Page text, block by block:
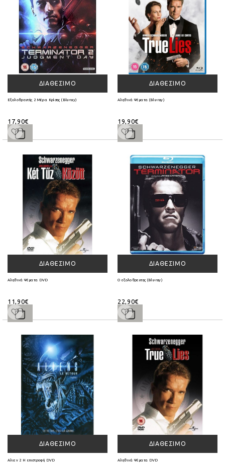
ΔΙΑΘΈΣΙΜΟ
Εξολοθρευτής 2 Μέρα Κρίσης (Blu-ray)
17,90€
ΔΙΑΘΈΣΙΜΟ
Αληθινά Ψέματα (Blu-ray)
19,90€
ΔΙΑΘΈΣΙΜΟ
Αληθινά Ψέματα DVD
11,90€
ΔΙΑΘΈΣΙΜΟ
Ο εξολοθρευτης (Blu-ray)
22,90€
ΔΙΑΘΈΣΙΜΟ
Αλιεν 2 Η επιστροφή DVD
ΔΙΑΘΈΣΙΜΟ
Αληθινά Ψέματα DVD